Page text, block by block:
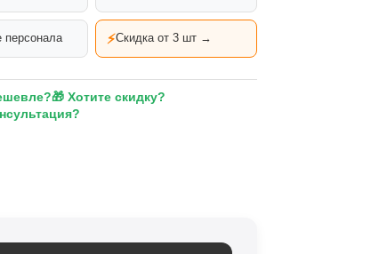
персонала ⚡Скидка от 3 шт →
🎁 Хотите скидку?